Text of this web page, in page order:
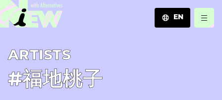
EN
A­R­T­I­S­T­S
#福地桃⼦